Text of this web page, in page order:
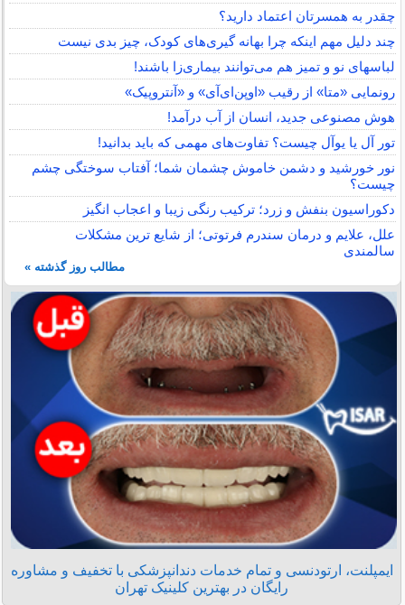
چقدر به همسرتان اعتماد دارید؟
چند دلیل مهم اینکه چرا بهانه گیری‌های کودک، چیز بدی نیست
لباس‎های نو و تمیز هم می‌توانند بیماری‌زا باشند!
رونمایی «متا» از رقیب «اوپن‌ای‌آی» و «آنتروپیک»
هوش مصنوعی جدید، انسان از آب درآمد!
تور آل یا یوآل چیست؟ تفاوت‌های مهمی که باید بدانید!
نور خورشید و دشمن خاموش چشمان شما؛ آفتاب سوختگی چشم
چیست؟
دکوراسیون بنفش و زرد؛ ترکیب رنگی زیبا و اعجاب انگیز
علل، علایم و درمان سندرم فرتوتی؛ از شایع ترین مشکلات
سالمندی
مطالب روز گذشته »
ایمپلنت، ارتودنسی و تمام خدمات دندانپزشکی با تخفیف و مشاوره
رایگان در بهترین کلینیک تهران